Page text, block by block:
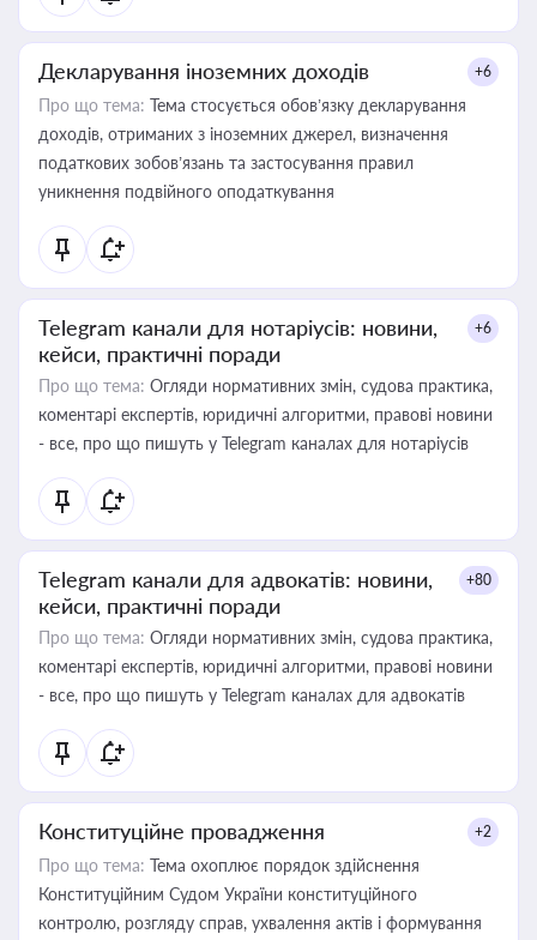
Декларування іноземних доходів +6
Про що тема: Тема стосується обов’язку декларування
доходів, отриманих з іноземних джерел, визначення
податкових зобов’язань та застосування правил
уникнення подвійного оподаткування
Telegram канали для нотаріусів: новини,
кейси, практичні поради
+6
Про що тема: Огляди нормативних змін, судова практика,
коментарі експертів, юридичні алгоритми, правові новини
- все, про що пишуть у Telegram каналах для нотаріусів
Telegram канали для адвокатів: новини,
кейси, практичні поради
+80
Про що тема: Огляди нормативних змін, судова практика,
коментарі експертів, юридичні алгоритми, правові новини
- все, про що пишуть у Telegram каналах для адвокатів
Конституційне провадження +2
Про що тема: Тема охоплює порядок здійснення
Конституційним Судом України конституційного
контролю, розгляду справ, ухвалення актів і формування